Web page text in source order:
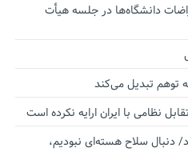
دانشگاه‌ها در جلسه هیأت
توهم تبدیل می‌کند
نظامی با ایران ارایه نکرده است
دنبال سلاح هسته‌ای نبودیم،